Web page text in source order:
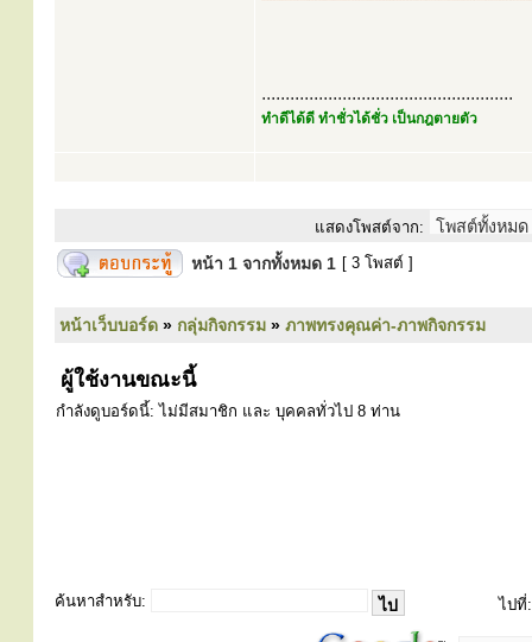
.....................................................
ทำดีได้ดี ทำชั่วได้ชั่ว เป็นกฎตายตัว
แสดงโพสต์จาก:
หน้า 1 จากทั้งหมด 1 [ 3 โพสต์ ]
หน้าเว็บบอร์ด » กลุ่มกิจกรรม » ภาพทรงคุณค่า-ภาพกิจกรรม
ผู้ใช้งานขณะนี้
กำลังดูบอร์ดนี้: ไม่มีสมาชิก และ บุคคลทั่วไป 8 ท่าน
ค้นหาสำหรับ: ไปที่: